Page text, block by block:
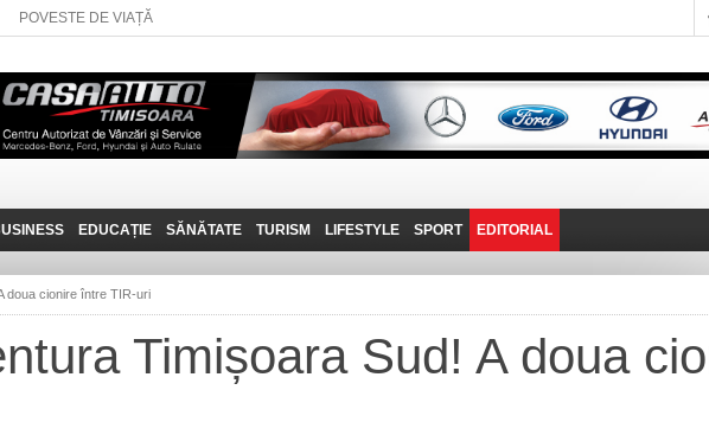
POVESTE DE VIAȚĂ
JOB-URI
TEHNIT
EDUCAȚIE SĂNĂTATE TURISM
PRIN MUNȚII
FANTASTICUL BANAT
LIFESTYLE
POVESTE DE VIAȚĂ
SPORT EDITORIAL
DE VICTOR NAFIRU
doua cionire între TIR-uri
Timișoara Sud! A doua